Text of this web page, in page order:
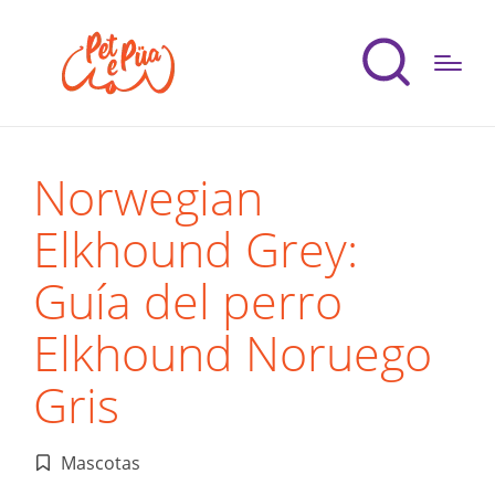
Norwegian
Elkhound Grey:
Guía del perro
Elkhound Noruego
Gris
Publicado
Mascotas